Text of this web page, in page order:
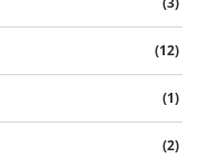
(12)
(1)
(2)